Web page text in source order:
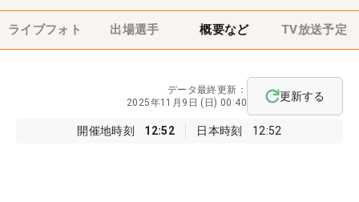
ライブフォト 出場選手 概要など TV放送予定
開催地時刻 12:52 日本時刻 12:52
データ最終更新：
2025年11月9日 (日) 00:40
更新する